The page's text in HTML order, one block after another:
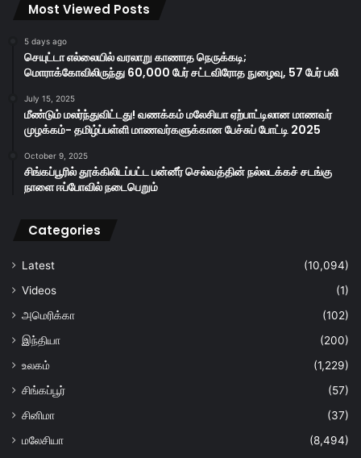
Most Viewed Posts
5 days ago
செயுட்டா எல்லையில் வரலாறு காணாத நெருக்கடி;
மொராக்கோவிலிருந்து 60,000 பேர் சட்டவிரோத நுழைவு, 57 பேர் பலி
July 15, 2025
மீண்டும் மலர்ந்துவிட்டது! வணக்கம் மலேசியா ஏற்பாட்டிலான மாணவர்
முழக்கம்- தமிழ்ப்பள்ளி மாணவர்களுக்கான பேச்சுப் போட்டி 2025
October 9, 2025
சிங்கப்பூரில் தூக்கிலிடப்பட்ட பன்னீர் செல்வத்தின் நல்லடக்கச் சடங்கு
நாளை ஈப்போவில் நடைபெறும்
Categories
Latest
(10,094)
Videos
(1)
அமெரிக்கா
(102)
இந்தியா
(200)
உலகம்
(1,229)
சிங்கப்பூர்
(57)
சினிமா
(37)
மலேசியா
(8,494)